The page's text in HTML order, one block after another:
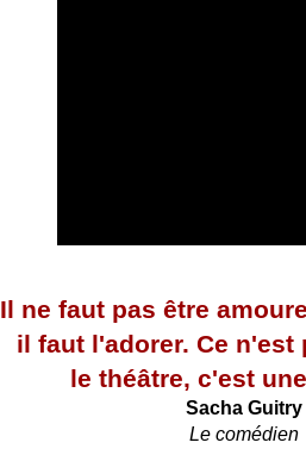
Il ne faut pas être
il faut l'adorer. Ce n'est
le théâtre, c'est
Sacha Guitry
Le comédien